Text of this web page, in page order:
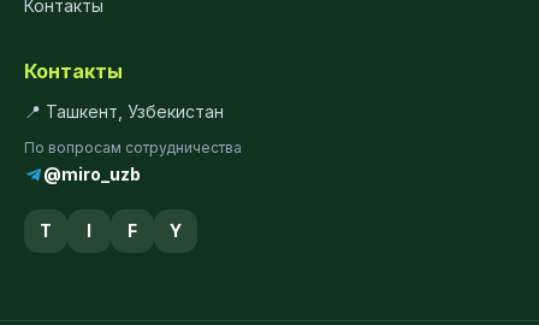
Контакты
Контакты
📍 Ташкент, Узбекистан
По вопросам сотрудничества
@miro_uzb
T I F Y